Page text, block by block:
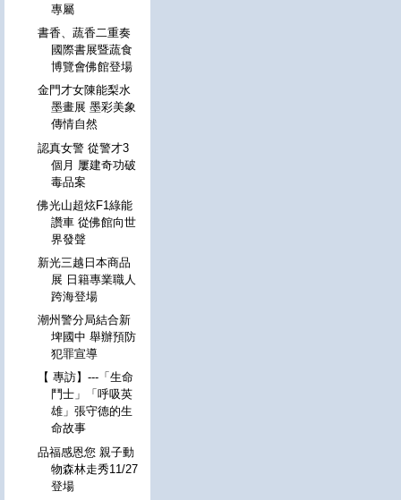
專屬
書香、蔬香二重奏
國際書展暨蔬食
博覽會佛館登場
金門才女陳能梨水
墨畫展 墨彩美象
傳情自然
認真女警 從警才3
個月 屢建奇功破
毒品案
佛光山超炫F1綠能
讚車 從佛館向世
界發聲
新光三越日本商品
展 日籍專業職人
跨海登場
潮州警分局結合新
埤國中 舉辦預防
犯罪宣導
【 專訪】---「生命
鬥士」「呼吸英
雄」張守德的生
命故事
品福感恩您 親子動
物森林走秀11/27
登場